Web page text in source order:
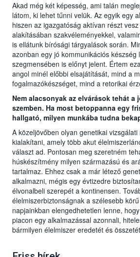
Akad még két képesség, ami talán
látom, ki lehet tűnni velük. Az egyik egy
hiszen az igazgatóság aktívan részt
alakításában szakvéleményekkel,
is ellátunk bírósági tárgyalások során.
azonban egy jó kommunikációs
szegmensében is előnyt jelent. Értem
angol minél előbbi elsajátítását, mind a
fogalmazókészséget, mind a retorikai
Nem alacsonyak az elvárások tehát a
szemben. Ha most betoppanna egy
hallgató, milyen munkába tudna
A közeljövőben olyan genetikai
kialakítani, amely több akut
választ ad. Pontosan meg szeretném
húskészítmény milyen származású és
tartalmaz. Ehhez csak a már létező
alkalmazni, mégis egy évtizedre
élvonalbeli szerepét a kontinensen.
élelmiszerbiztonságnak a szélesebb
napjainkban elengedhetetlen lenne,
piacon egy alkalmazással azonnali,
bármilyen élelmiszer eredetét és